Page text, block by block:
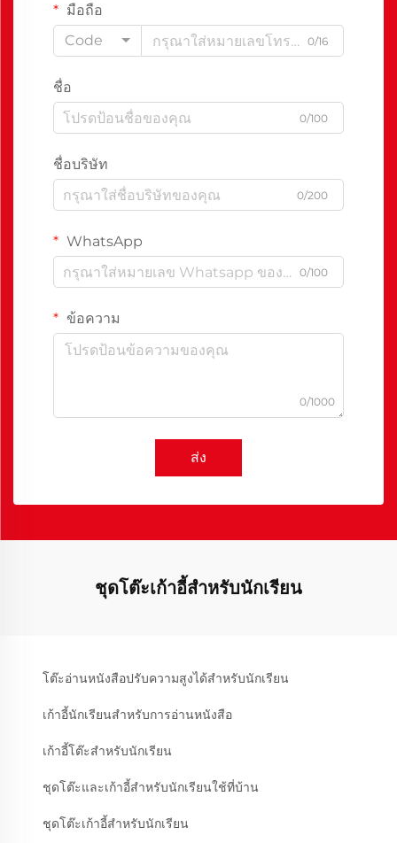
มือถือ
Code
0/16
ชื่อ
0/100
ชื่อบริษัท
0/200
WhatsApp
0/100
ข้อความ
0/1000
ส่ง
ชุดโต๊ะเก้าอี้สำหรับนักเรียน
โต๊ะอ่านหนังสือปรับความสูงได้สำหรับนักเรียน
เก้าอี้นักเรียนสำหรับการอ่านหนังสือ
เก้าอี้โต๊ะสำหรับนักเรียน
ชุดโต๊ะและเก้าอี้สำหรับนักเรียนใช้ที่บ้าน
ชุดโต๊ะเก้าอี้สำหรับนักเรียน